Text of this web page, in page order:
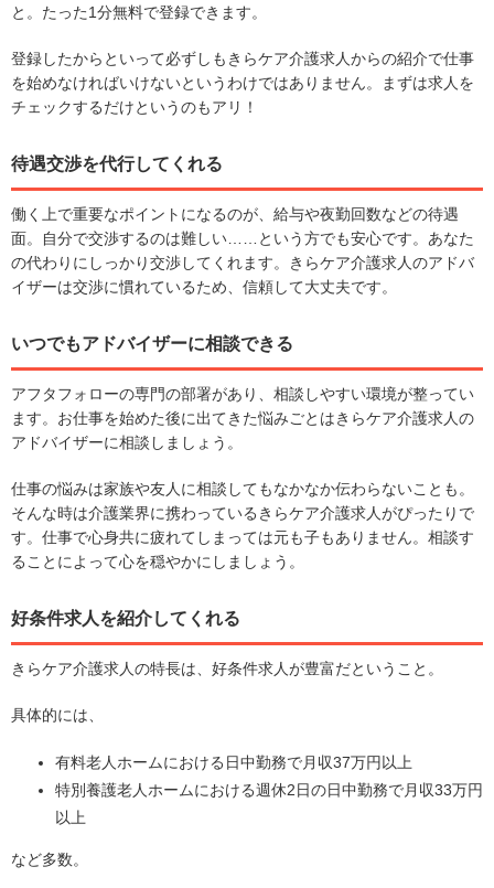
と。たった1分無料で登録できます。
登録したからといって必ずしもきらケア介護求人からの紹介で仕事
を始めなければいけないというわけではありません。まずは求人を
チェックするだけというのもアリ！
待遇交渉を代行してくれる
働く上で重要なポイントになるのが、給与や夜勤回数などの待遇
面。自分で交渉するのは難しい……という方でも安心です。あなた
の代わりにしっかり交渉してくれます。きらケア介護求人のアドバ
イザーは交渉に慣れているため、信頼して大丈夫です。
いつでもアドバイザーに相談できる
アフタフォローの専門の部署があり、相談しやすい環境が整ってい
ます。お仕事を始めた後に出てきた悩みごとはきらケア介護求人の
アドバイザーに相談しましょう。
仕事の悩みは家族や友人に相談してもなかなか伝わらないことも。
そんな時は介護業界に携わっているきらケア介護求人がぴったりで
す。仕事で心身共に疲れてしまっては元も子もありません。相談す
ることによって心を穏やかにしましょう。
好条件求人を紹介してくれる
きらケア介護求人の特長は、好条件求人が豊富だということ。
具体的には、
有料老人ホームにおける日中勤務で月収37万円以上
特別養護老人ホームにおける週休2日の日中勤務で月収33万円
以上
など多数。